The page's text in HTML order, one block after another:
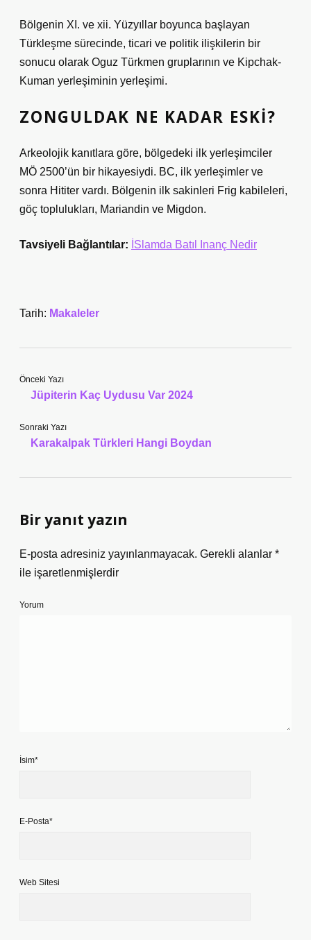
Bölgenin XI. ve xii. Yüzyıllar boyunca başlayan
Türkleşme sürecinde, ticari ve politik ilişkilerin bir
sonucu olarak Oguz Türkmen gruplarının ve Kipchak-
Kuman yerleşiminin yerleşimi.
ZONGULDAK NE KADAR ESKI?
Arkeolojik kanıtlara göre, bölgedeki ilk yerleşimciler
MÖ 2500’ün bir hikayesiydi. BC, ilk yerleşimler ve
sonra Hititer vardı. Bölgenin ilk sakinleri Frig kabileleri,
göç toplulukları, Mariandin ve Migdon.
Tavsiyeli Bağlantılar: İSlamda Batıl Inanç Nedir
Tarih: Makaleler
Önceki Yazı
Jüpiterin Kaç Uydusu Var 2024
Sonraki Yazı
Karakalpak Türkleri Hangi Boydan
Bir yanıt yazın
E-posta adresiniz yayınlanmayacak. Gerekli alanlar *
ile işaretlenmişlerdir
Yorum
İsim*
E-Posta*
Web Sitesi